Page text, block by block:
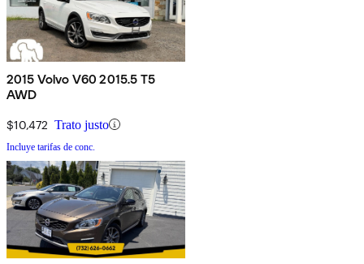
2015 Volvo V60 2015.5 T5
AWD
$10,472 Trato justo
Incluye tarifas de conc.